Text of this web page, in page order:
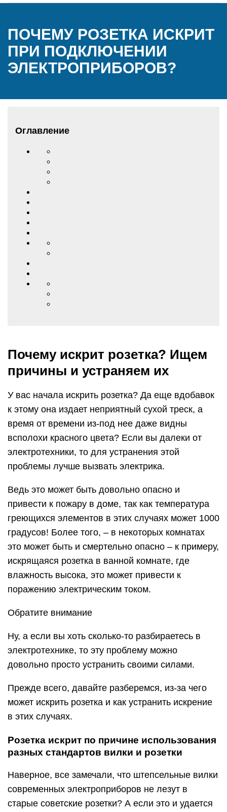
ПОЧЕМУ РОЗЕТКА ИСКРИТ
ПРИ ПОДКЛЮЧЕНИИ
ЭЛЕКТРОПРИБОРОВ?
Оглавление
Почему искрит розетка? Ищем
причины и устраняем их
У вас начала искрить розетка? Да еще вдобавок
к этому она издает неприятный сухой треск, а
время от времени из-под нее даже видны
всполохи красного цвета? Если вы далеки от
электротехники, то для устранения этой
проблемы лучше вызвать электрика.
Ведь это может быть довольно опасно и
привести к пожару в доме, так как температура
греющихся элементов в этих случаях может 1000
градусов! Более того, – в некоторых комнатах
это может быть и смертельно опасно – к примеру,
искрящаяся розетка в ванной комнате, где
влажность высока, это может привести к
поражению электрическим током.
Обратите внимание
Ну, а если вы хоть сколько-то разбираетесь в
электротехнике, то эту проблему можно
довольно просто устранить своими силами.
Прежде всего, давайте разберемся, из-за чего
может искрить розетка и как устранить искрение
в этих случаях.
Розетка искрит по причине использования
разных стандартов вилки и розетки
Наверное, все замечали, что штепсельные вилки
современных электроприборов не лезут в
старые советские розетки? А если это и удается